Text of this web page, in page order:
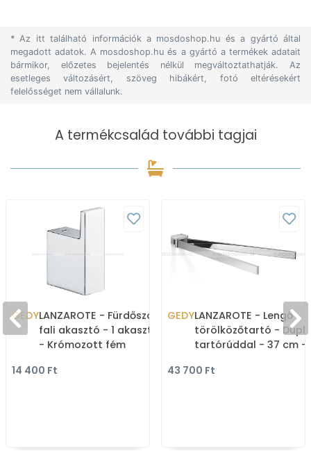
* Az itt található információk a mosdoshop.hu és a gyártó által
megadott adatok. A mosdoshop.hu és a gyártó a termékek adatait
bármikor, előzetes bejelentés nélkül megváltoztathatják. Az
esetleges változásért, szöveg hibákért, fotó eltérésekért
felelősséget nem vállalunk.
A termékcsalád további tagjai
GEDYLANZAROTE - Fürdőszobai
fali akasztó - 1 akasztós
- Krómozott fém
14 400 Ft
GEDYLANZAROTE - Lengő
törölközőtartó -
tartórúddal - 37 cm -
43 700 Ft